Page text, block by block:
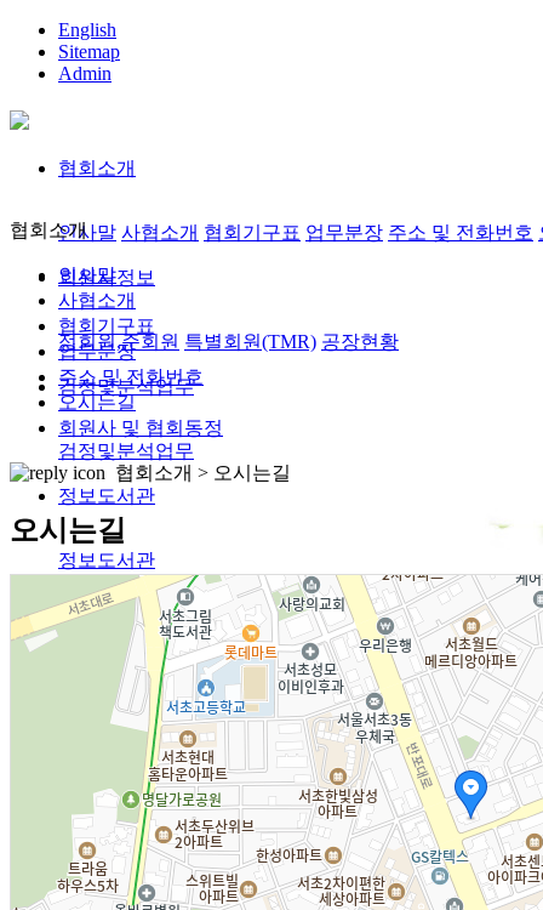
English
Sitemap
Admin
협회소개
인사말 사협소개 협회기구표 업무분장 주소 및 전화번호
회원사정보
정회원,준회원 특별회원(TMR) 공장현황
검정및분석업무
검정및분석업무
정보도서관
정보도서관
알림광장
알림사항 FAQ 인사채용/입찰공고 사협게시판 영상자료
Magazine
격월간사료
협회소개
인사말
사협소개
협회기구표
업무분장
주소 및 전화번호
오시는길
회원사 및 협회동정
협회소개 > 오시는길
오시는길